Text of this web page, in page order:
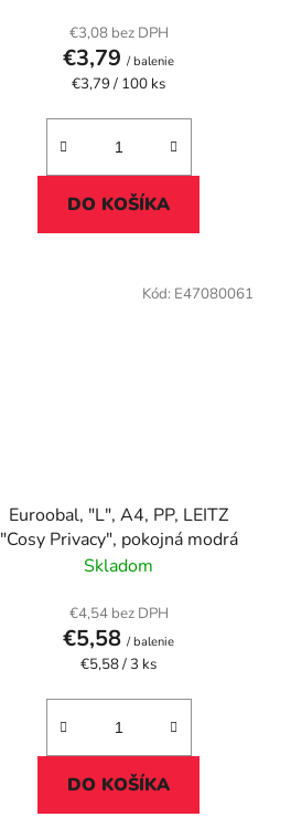
€3,08 bez DPH
€3,79/ balenie
Jednotková
€3,79 / 100 ks
DO KOŠÍKA
Euroobal, "L", A4, PP, LEITZ
"Cosy Privacy", pokojná modrá
Skladom
€4,54 bez DPH
€5,58/ balenie
Jednotková
€5,58 / 3 ks
DO KOŠÍKA
Kód: E47080061